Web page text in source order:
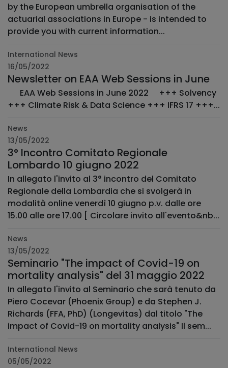
by the European umbrella organisation of the
actuarial associations in Europe - is intended to
provide you with current information...
International News
16/05/2022
Newsletter on EAA Web Sessions in June
+++ Climate Risk & Data Science +++ IFRS 17 +++...
News
13/05/2022
3° Incontro Comitato Regionale
Lombardo 10 giugno 2022
In allegato l'invito al 3° incontro del Comitato
Regionale della Lombardia che si svolgerà in
modalità online venerdì 10 giugno p.v. dalle ore
15.00 alle ore 17.00 [ Circolare invito all'evento&nb...
News
13/05/2022
Seminario "The impact of Covid-19 on
mortality analysis" del 31 maggio 2022
In allegato l'invito al Seminario che sarà tenuto da
Piero Cocevar (Phoenix Group) e da Stephen J.
Richards (FFA, PhD) (Longevitas) dal titolo "The
impact of Covid-19 on mortality analysis" Il sem...
International News
05/05/2022